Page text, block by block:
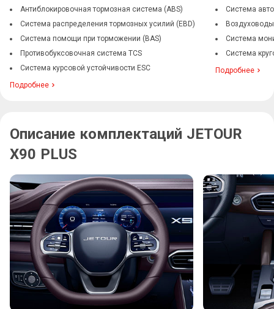
Антиблокировочная тормозная система (ABS)
Система распределения тормозных усилий (EBD)
Система помощи при торможении (BAS)
Противобуксовочная система TCS
Система курсовой устойчивости ESC
Подробнее
Система
Система
Система
Подробнее
Описание комплектаций JETOUR
X90 PLUS